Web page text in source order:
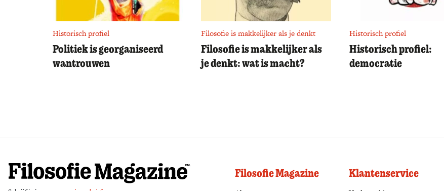
Historisch profiel
Politiek is georganiseerd
wantrouwen
Filosofie is makkelijker als je denkt
Filosofie is makkelijker als
je denkt: wat is macht?
Historisch profiel
Historisch profiel:
democratie
Filosofie Magazine Klantenservice